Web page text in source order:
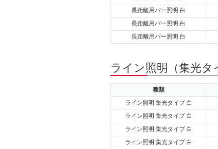
長距離用バー照明 白
長距離用バー照明 白
長距離用バー照明 白
ライン照明（集光
種類
ライン照明 集光タイプ 白
ライン照明 集光タイプ 白
ライン照明 集光タイプ 白
ライン照明 集光タイプ 白